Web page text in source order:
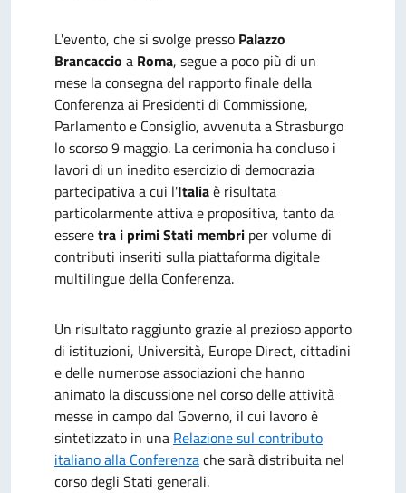
L'evento, che si svolge presso Palazzo
Brancaccio a Roma, segue a poco più di un
mese la consegna del rapporto finale della
Conferenza ai Presidenti di Commissione,
Parlamento e Consiglio, avvenuta a Strasburgo
lo scorso 9 maggio. La cerimonia ha concluso i
lavori di un inedito esercizio di democrazia
partecipativa a cui l'Italiaè risultata
particolarmente attiva e propositiva, tanto da
esseretra i primi Stati membri per volume di
contributi inseriti sulla piattaforma digitale
multilingue della Conferenza.
Un risultato raggiunto grazie al prezioso apporto
di istituzioni, Università, Europe Direct, cittadini
e delle numerose associazioni che hanno
animato la discussione nel corso delle attività
messe in campo dal Governo, il cui lavoro è
sintetizzato in una Relazione sul contributo
italiano alla Conferenzache sarà distribuita nel
corso degli Stati generali.